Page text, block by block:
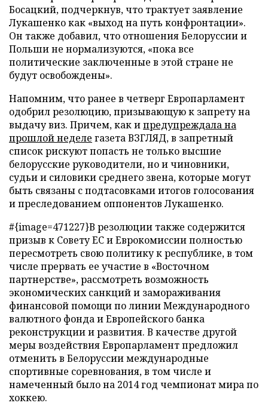
Босацкий, подчеркнув, что трактует заявление
Лукашенко как «выход на путь конфронтации».
Он также добавил, что отношения Белоруссии и
Польши не нормализуются, «пока все
политические заключенные в этой стране не
будут освобождены».
Напомним, что ранее в четверг Европарламент
одобрил резолюцию, призывающую к запрету на
выдачу виз. Причем, как ипредупреждала на
прошлой неделе газета ВЗГЛЯД, в запретный
список рискуют попасть не только высшие
белорусские руководители, но и чиновники,
судьи и силовики среднего звена, которые могут
быть связаны с подтасовками итогов голосования
и преследованием оппонентов Лукашенко.
#{image=471227}В резолюции также содержится
призыв к Совету ЕС и Еврокомиссии полностью
пересмотреть свою политику к республике, в том
числе прервать ее участие в «Восточном
партнерстве», рассмотреть возможность
экономических санкций и замораживания
финансовой помощи по линии Международного
валютного фонда и Европейского банка
реконструкции и развития. В качестве другой
меры воздействия Европарламент предложил
отменить в Белоруссии международные
спортивные соревнования, в том числе и
намеченный было на 2014 год чемпионат мира по
хоккею.